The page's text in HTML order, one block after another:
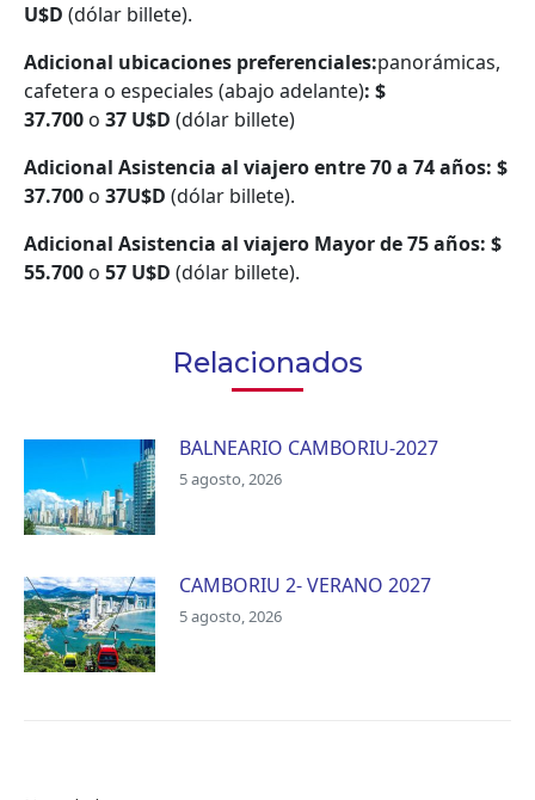
U$D (dólar billete).
Adicional ubicaciones preferenciales:panorámicas,
cafetera o especiales (abajo adelante): $
37.700 o 37 U$D (dólar billete)
Adicional Asistencia al viajero entre 70 a 74 años: $
37.700 o 37U$D (dólar billete).
Adicional Asistencia al viajero Mayor de 75 años: $
55.700 o 57 U$D (dólar billete).
Relacionados
BALNEARIO CAMBORIU-2027
5 agosto, 2026
CAMBORIU 2- VERANO 2027
5 agosto, 2026